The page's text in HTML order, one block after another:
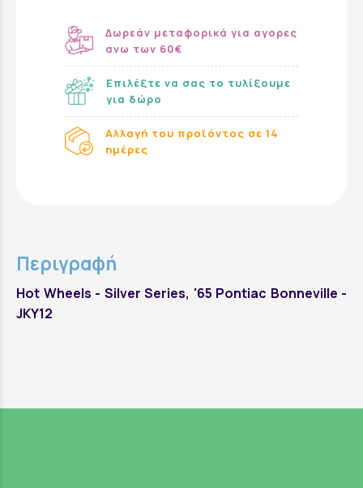
Δωρεάν μεταφορικά για αγορες
ανω των 60€
Επιλέξτε να σας το τυλίξουμε
για δώρο
Αλλαγή του προϊόντος σε 14
ημέρες
Περιγραφή
Hot Wheels - Silver Series, '65 Pontiac Bonneville -
JKY12